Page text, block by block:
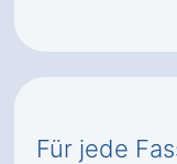
Für jede